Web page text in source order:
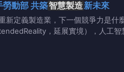
勞動部 共築智慧製造新未來
新定義製造業，下一個競爭力是
，延展實境），人工